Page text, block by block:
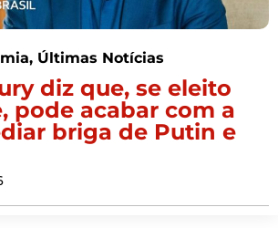
, Últimas Notícias
diz que, se eleito
pode acabar com a
briga de Putin e